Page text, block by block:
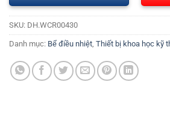
SKU: DH.WCR00430
Danh mục: Bể điều nhiệt, Thiết bị khoa học kỹ